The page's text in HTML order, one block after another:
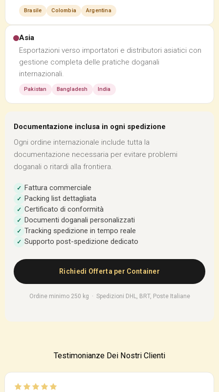
Brasile Colombia Argentina
Asia
Esportazioni verso importatori e distributori asiatici con
gestione completa delle pratiche doganali
internazionali.
Pakistan Bangladesh India
Documentazione inclusa in ogni spedizione
Ogni ordine internazionale include tutta la
documentazione necessaria per evitare problemi
doganali o ritardi alla frontiera.
✓ Fattura commerciale
✓ Packing list dettagliata
✓ Certificato di conformità
✓ Documenti doganali personalizzati
✓ Tracking spedizione in tempo reale
✓ Supporto post-spedizione dedicato
Richiedi Offerta per Container
Ordine minimo 250 kg · Spedizioni DHL, BRT, Poste Italiane
Testimonianze Dei Nostri Clienti